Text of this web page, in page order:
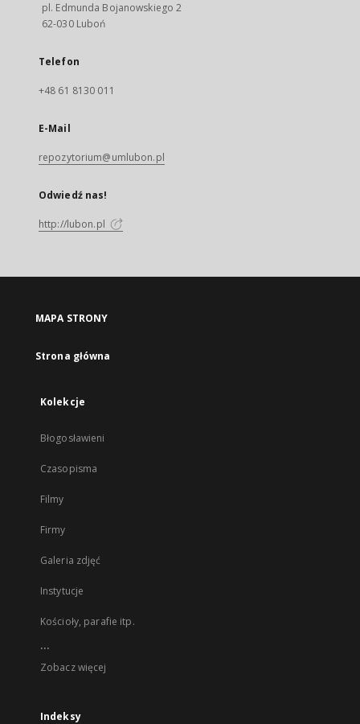
pl. Edmunda Bojanowskiego 2
62-030 Luboń
Telefon
+48 61 8130 011
E-Mail
repozytorium@umlubon.pl
Odwiedź nas!
http://lubon.pl
MAPA STRONY
Strona główna
Kolekcje
Błogosławieni
Czasopisma
Filmy
Firmy
Galeria zdjęć
Instytucje
Kościoły, parafie itp.
...
Zobacz więcej
Indeksy